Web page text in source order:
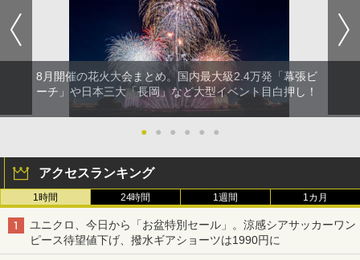
8月開催の花火大会まとめ。国内最大級2.4万発「幕張ビ
ーチ」や日本三大「長岡」など大型イベント目白押し！
● ● ● ● ● ●
アクセスランキング
1時間 24時間 1週間 1カ月
ユニクロ、今日から「お盆特別セール」。涼感シアサッカーワン
ピース待望値下げ、撥水ギアショーツは1990円に